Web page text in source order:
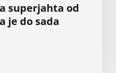
superjahta od
je do sada